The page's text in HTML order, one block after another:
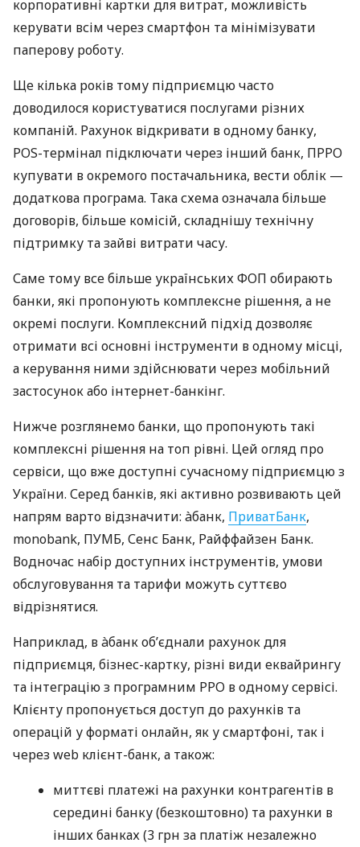
корпоративні картки для витрат, можливість
керувати всім через смартфон та мінімізувати
паперову роботу.
Ще кілька років тому підприємцю часто
доводилося користуватися послугами різних
компаній. Рахунок відкривати в одному банку,
POS-термінал підключати через інший банк, ПРРО
купувати в окремого постачальника, вести облік —
додаткова програма. Така схема означала більше
договорів, більше комісій, складнішу технічну
підтримку та зайві витрати часу.
Саме тому все більше українських ФОП обирають
банки, які пропонують комплексне рішення, а не
окремі послуги. Комплексний підхід дозволяє
отримати всі основні інструменти в одному місці,
а керування ними здійснювати через мобільний
застосунок або інтернет-банкінг.
Нижче розглянемо банки, що пропонують такі
комплексні рішення на топ рівні. Цей огляд про
сервіси, що вже доступні сучасному підприємцю з
України. Серед банків, які активно розвивають цей
напрям варто відзначити: àбанк, ПриватБанк,
monobank, ПУМБ, Сенс Банк, Райффайзен Банк.
Водночас набір доступних інструментів, умови
обслуговування та тарифи можуть суттєво
відрізнятися.
Наприклад, в àбанк об’єднали рахунок для
підприємця, бізнес-картку, різні види еквайрингу
та інтеграцію з програмним РРО в одному сервісі.
Клієнту пропонується доступ до рахунків та
операцій у форматі онлайн, як у смартфоні, так і
через web клієнт-банк, а також:
миттєві платежі на рахунки контрагентів в
середині банку (безкоштовно) та рахунки в
інших банках (3 грн за платіж незалежно